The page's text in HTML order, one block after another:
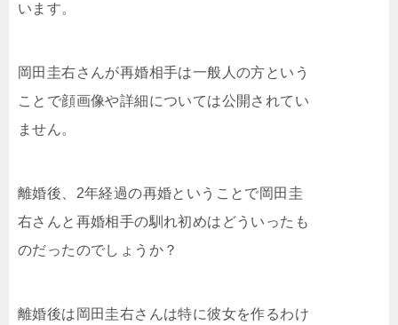
います。
岡田圭右さんが再婚相手は一般人の方という
ことで顔画像や詳細については公開されてい
ません。
離婚後、2年経過の再婚ということで岡田圭
右さんと再婚相手の馴れ初めはどういったも
のだったのでしょうか？
離婚後は岡田圭右さんは特に彼女を作るわけ